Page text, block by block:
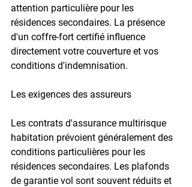
attention particulière pour les
résidences secondaires. La présence
d'un coffre-fort certifié influence
directement votre couverture et vos
conditions d'indemnisation.
Les exigences des assureurs
Les contrats d'assurance multirisque
habitation prévoient généralement des
conditions particulières pour les
résidences secondaires. Les plafonds
de garantie vol sont souvent réduits et